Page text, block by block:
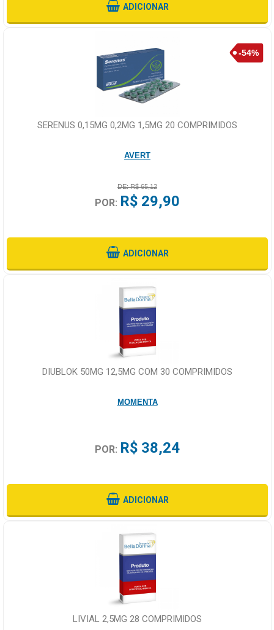
ADICIONAR
SERENUS 0,15MG 0,2MG 1,5MG 20 COMPRIMIDOS
AVERT
DE: R$ 65,12
POR: R$ 29,90
ADICIONAR
DIUBLOK 50MG 12,5MG COM 30 COMPRIMIDOS
MOMENTA
POR: R$ 38,24
ADICIONAR
LIVIAL 2,5MG 28 COMPRIMIDOS